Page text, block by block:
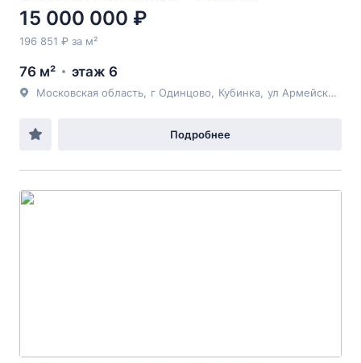
15 000 000 ₽
196 851 ₽ за м²
76 м² этаж 6
Московская область г Одинцово Кубинка ул Армейская
Подробнее